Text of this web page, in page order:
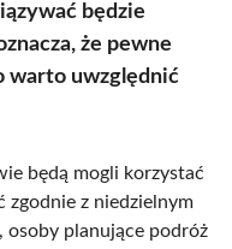
będzie
że pewne
warto uwzględnić
będą mogli korzystać
zgodnie z niedzielnym
osoby planujące podróż